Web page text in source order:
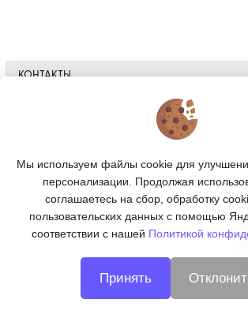
КОНТАКТЫ
ПОДПИСКА
CNC66 - металлообработка в
Мы используем файлы cookie для
персонализации. Продолжая
соглашаетесь на сбор, обработку
пользовательских данных с помощью
соответствии с нашей Политикой
Принять